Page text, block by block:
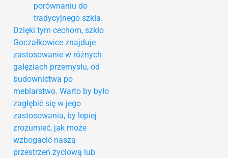
porównaniu do
tradycyjnego szkła.
Dzięki tym cechom, szkło
Goczałkowice znajduje
zastosowanie w różnych
gałęziach przemysłu, od
budownictwa po
meblarstwo. Warto by było
zagłębić się w jego
zastosowania, by lepiej
zrozumieć, jak może
wzbogacić naszą
przestrzeń życiową lub